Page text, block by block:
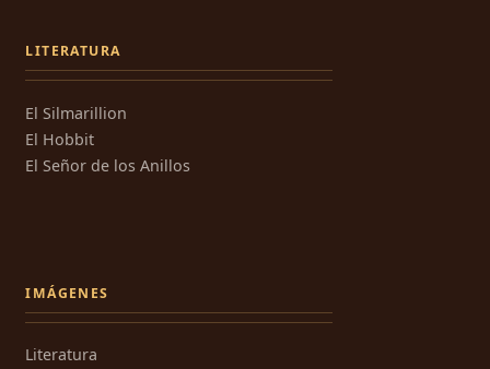
LITERATURA
El Silmarillion
El Hobbit
El Señor de los Anillos
IMÁGENES
Literatura